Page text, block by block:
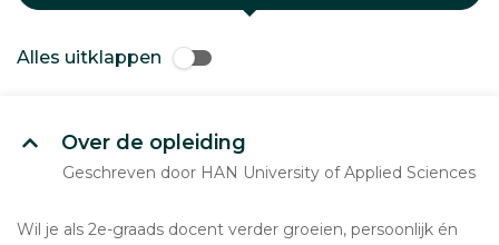
Alles uitklappen
Over de opleiding
Geschreven door HAN University of Applied Sciences
Wil je als 2e-graads docent verder groeien, persoonlijk én